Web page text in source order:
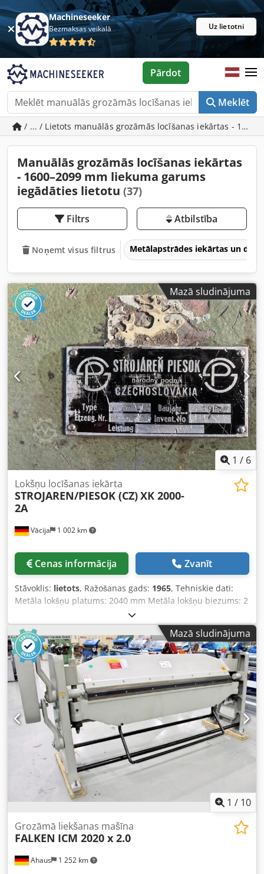
Machineseeker
Bezmaksas veikalā Uz lietotni
Meklēt
Pārdot
/ ... / Lietots manuālās grozāmās locīšanas iekārtas -
Manuālās grozāmās locīšanas iekārtas
- 1600–2099 mm liekuma garums
iegādāties lietotu (37)
Filtrs Atbilstība
Noņemt visus filtrus Metālapstrādes iekārtas un
Mazā sludinājuma
1 / 6
Vācija 1 002 km
Lokšņu locīšanas iekārta
STROJAREN/PIESOK (CZ)XK 2000-
2A
Cenas informācija Zvanīt
Stāvoklis: lietots, Ražošanas gads: 1965, Tehniskie dati:
Metāla lokšņu platums: 2040 mm Metāla lokšņu biezums: 2
mm Statu atstarpe: 2300 mm Gājiena regulēšana: 2050
mm Maksimālais lieces leņķis: 0–135° Asmens garums: 85
mm Aptuvenā mašīnas masa: 1,7 t Aptuvenās izmēru
prasības (garums x platums x augstums): 3,2 x 1,7 x 1,3 m
Rokas liekšanas mašīna Maksimālā lieces žona regulēšana:
80 mm Cjdpfx Aszp U Hbscioha *
Mazā sludinājuma
1 / 10
Ahaus 1 252 km
Grozāmā liekšanas mašīna
FALKEN ICM 2020 x 2.0